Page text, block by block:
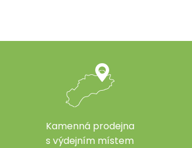
Kamenná prodejna
s výdejním místem